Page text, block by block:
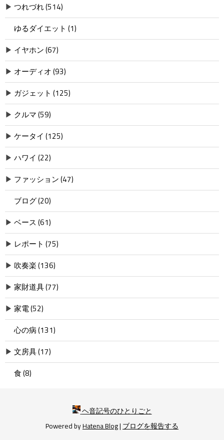
▶ つれづれ (514)
ゆるダイエット (1)
▶ イヤホン (67)
▶ オーディオ (93)
▶ ガジェット (125)
▶ クルマ (59)
▶ ケータイ (125)
▶ ハワイ (22)
▶ ファッション (47)
ブログ (20)
▶ ベース (61)
▶ レポート (75)
▶ 吹奏楽 (136)
▶ 家財道具 (77)
▶ 家電 (52)
心の病 (131)
▶ 文房具 (17)
食 (8)
ヘ音記号のひとりごと
Powered by Hatena Blog| ブログを報告する